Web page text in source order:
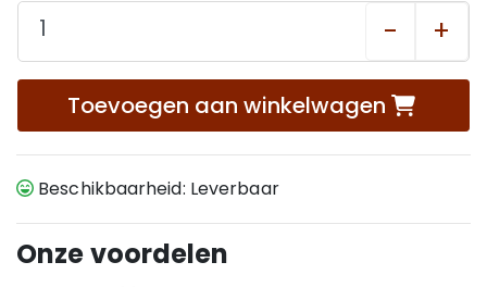
- +
Toevoegen aan winkelwagen
Beschikbaarheid: Leverbaar
Onze voordelen